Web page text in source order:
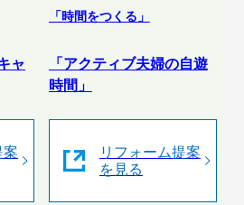
ャ
案
「時間をつくる」
「アクティブ夫婦の自遊
時間」
リフォーム提案
を見る